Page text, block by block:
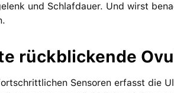
und Schlafdauer. Und wirst
rück­blickende
Sensoren erfasst die